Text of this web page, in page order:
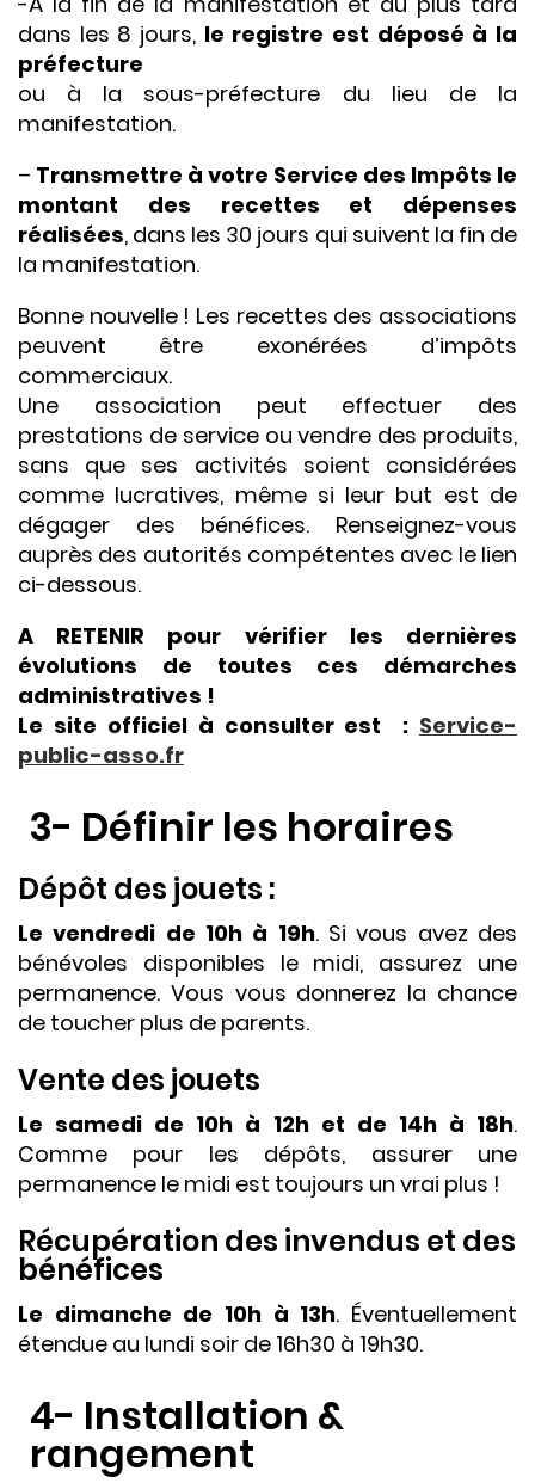
dans les 8 jours, le registre est déposé à la
préfecture
ou à la sous-préfecture du lieu de la
manifestation.
– Transmettre à votre Service des Impôts le
montant des recettes et dépenses
réalisées, dans les 30 jours qui suivent la fin de
la manifestation.
Bonne nouvelle ! Les recettes des associations
peuvent être exonérées d’impôts
commerciaux.
Une association peut effectuer des
prestations de service ou vendre des produits,
sans que ses activités soient considérées
comme lucratives, même si leur but est de
dégager des bénéfices. Renseignez-vous
auprès des autorités compétentes avec le lien
ci-dessous.
A RETENIR pour vérifier les dernières
évolutions de toutes ces démarches
administratives !
Le site officiel à consulter est : Service-
public-asso.fr
3- Définir les horaires
Dépôt des jouets :
Le vendredi de 10h à 19h. Si vous avez des
bénévoles disponibles le midi, assurez une
permanence. Vous vous donnerez la chance
de toucher plus de parents.
Vente des jouets
Le samedi de 10h à 12h et de 14h à 18h.
Comme pour les dépôts, assurer une
permanence le midi est toujours un vrai plus !
Récupération des invendus et des
bénéfices
Le dimanche de 10h à 13h. Éventuellement
étendue au lundi soir de 16h30 à 19h30.
4- Installation &
rangement